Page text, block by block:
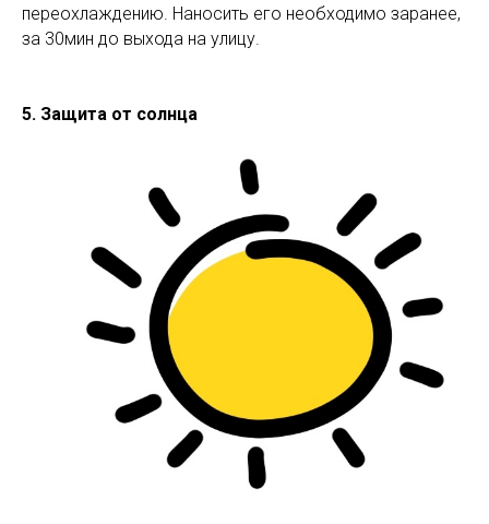
переохлаждению. Наносить его необходимо заранее,
за 30мин до выхода на улицу.
5. Защита от солнца